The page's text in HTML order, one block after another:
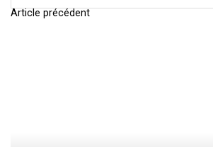
N
Article précédent